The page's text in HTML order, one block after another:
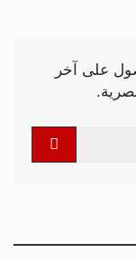
على آخر